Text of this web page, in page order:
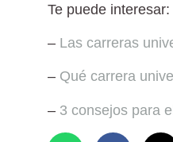
Te puede interesar:
– Las carreras
– Qué carrera
– 3 consejos para